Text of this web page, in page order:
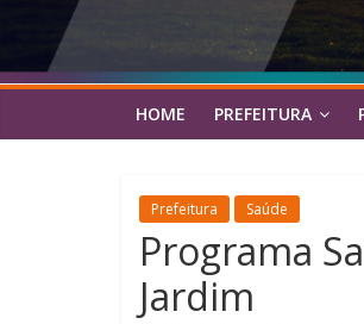
HOME PREFEITURA
Prefeitura Saúde
Programa
Jardim